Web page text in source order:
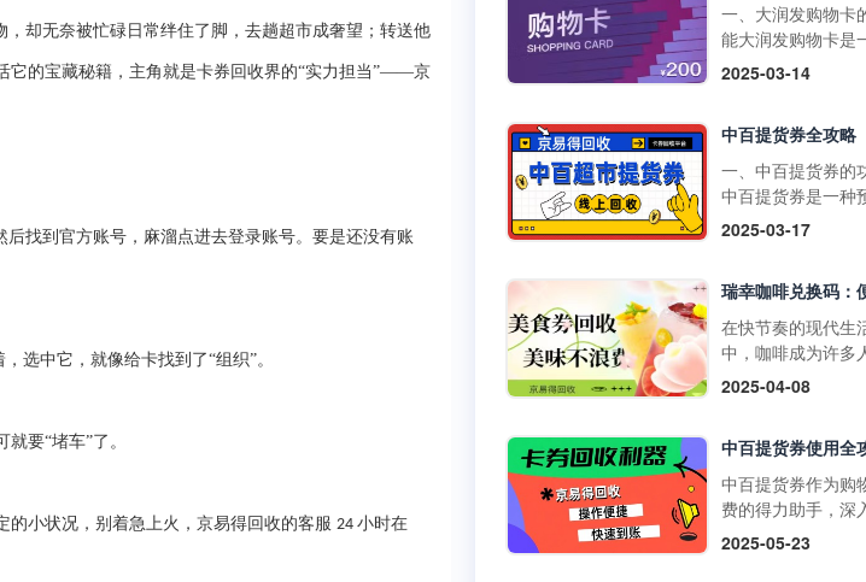
，却无奈被忙碌日常绊住了脚，去趟超市成奢望；转送他
它的宝藏秘籍，主角就是卡券回收界的“实力担当”——京
后找到官方账号 ，麻溜点进去登录账号。要是还没有账
选中它，就像给卡找到了“组织”。
就要“堵车”了。
小状况，别着急上火， 京易得回收的客服 24 小时在
一、大润发购物卡
能大润发购物卡是
预付卡，可在大润
品、日用品、家电
类商品。它还可以
超市的其他促销活
物更加划算。不过
草、酒类、礼品卡
值卡等特殊商品。
大润发购物卡的购
式1. 线上购买：•
发优鲜APP：下载
录后在“我的”页面
卡”，选择面值并
支付。• 第三方平
如淘宝，搜索“大
2025-03-14
中百提货券全攻略
一、中百提货券的
中百提货券是一种
式购物卡，可以在
惠。它不仅可以用
买日常商品，还可
特定活动期间享受
的获取方式1. 线上
APP参与活动，完
定任务即可获得提
券。• 在中百线上
购物满一定金额后
获赠提货券。2. 线
2025-03-17
在快节奏的现代生
中，咖啡成为许多
启活力一天或缓解
品，如经典的拿铁
爽的生椰拿铁，以
断推陈出新的季节
据了重要地位。而
2025-04-08
中百提货券作为购
费的得力助手，深
解其使用方法，能
2025-05-23